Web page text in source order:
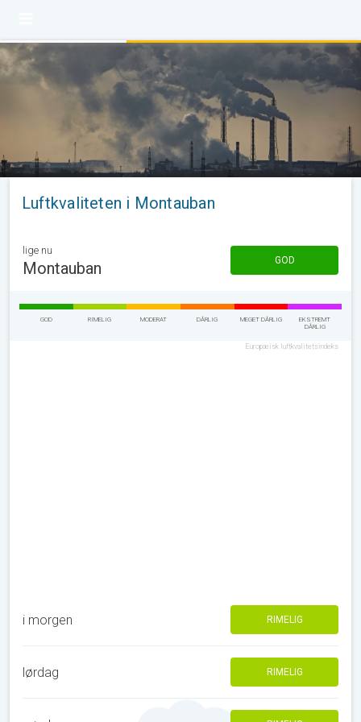
Luftkvaliteten i Montauban
lige nu
Montauban GOD
GOD RIMELIG MODERAT DÅRLIG MEGET DÅRLIG
EKSTREMT
DÅRLIG
Europæisk luftkvalitetsindeks
i morgen RIMELIG
lørdag RIMELIG